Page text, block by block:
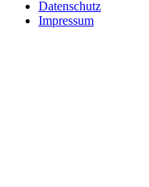
Datenschutz
Impressum